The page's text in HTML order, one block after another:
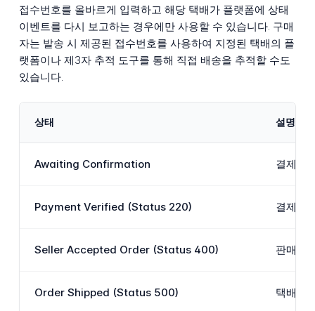
접수번호를 올바르게 입력하고 해당 택배가 플랫폼에 상태
이벤트를 다시 보고하는 경우에만 사용할 수 있습니다. 구매
자는 발송 시 제공된 접수번호를 사용하여 지정된 택배의 플
랫폼이나 제3자 추적 도구를 통해 직접 배송을 추적할 수도
있습니다.
상태 설명
Awaiting Confirmation 결제가
Payment Verified (Status 220) 결제가
Seller Accepted Order (Status 400) 판매자
Order Shipped (Status 500) 택배가